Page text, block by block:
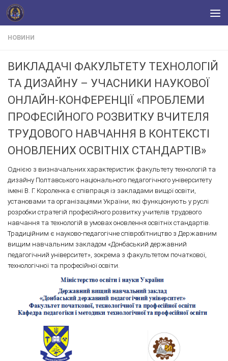
Skip to content
НОВИНИ
ВИКЛАДАЧІ ФАКУЛЬТЕТУ ТЕХНОЛОГІЙ
ТА ДИЗАЙНУ – УЧАСНИКИ НАУКОВОЇ
ОНЛАЙН-КОНФЕРЕНЦІЇ «ПРОБЛЕМИ
ПРОФЕСІЙНОГО РОЗВИТКУ ВЧИТЕЛЯ
ТРУДОВОГО НАВЧАННЯ В КОНТЕКСТІ
ОНОВЛЕНИХ ОСВІТНІХ СТАНДАРТІВ»
Однією з визначальних характеристик факультету технологій та
дизайну Полтавського національного педагогічного університету
імені В. Г. Короленка є співпраця із закладами вищої освіти,
установами та організаціями України, які функціонують у руслі
розробки стратегій професійного розвитку учителів трудового
навчання та технологій в умовах оновлення освітніх стандартів.
Традиційним є науково-педагогічне співробітництво з Державним
вищим навчальним закладом «Донбаський державний
педагогічний університет», зокрема з факультетом початкової,
технологічної та професійної освіти.